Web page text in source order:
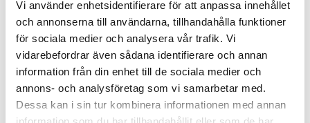
Vi använder enhetsidentifierare för att anpassa innehållet
och annonserna till användarna, tillhandahålla funktioner
för sociala medier och analysera vår trafik. Vi
vidarebefordrar även sådana identifierare och annan
information från din enhet till de sociala medier och
annons- och analysföretag som vi samarbetar med.
Dessa kan i sin tur kombinera informationen med annan
STORLEKAR
VAR KAN MAN KÖPA